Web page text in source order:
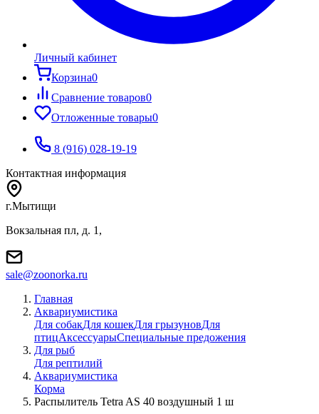
Личный кабинет
Корзина0
Сравнение товаров0
Отложенные товары0
8 (916) 028-19-19
Контактная информация
г.Мытищи
Вокзальная пл, д. 1,
sale@zoonorka.ru
Главная
Аквариумистика
Для собакДля кошекДля грызуновДля
птицАксессуарыСпециальные предожения
Для рыб
Для рептилий
Аквариумистика
Корма
Распылитель Tetra AS 40 воздушный 1 ш